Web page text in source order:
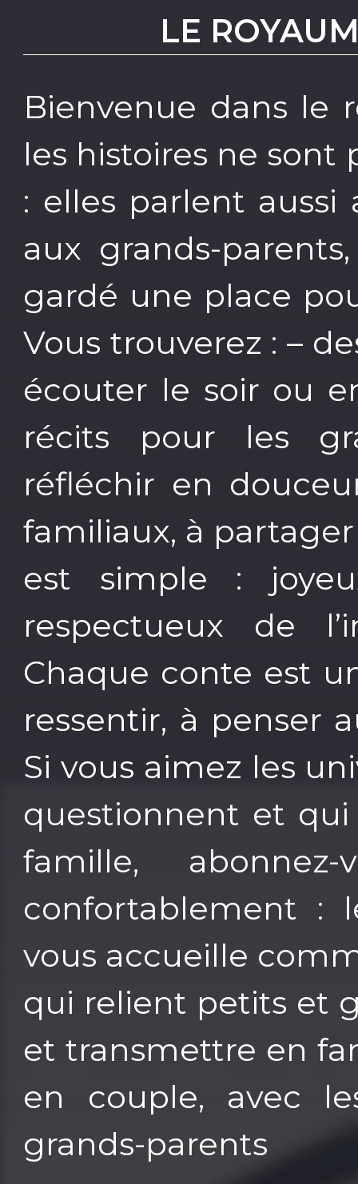
LE
Bienvenue dans le
les histoires ne sont
: elles parlent aussi
aux grands-
gardé une place
Vous trouverez : –
écouter le soir ou
récits pour les
réfléchir en
familiaux, à
est simple :
respectueux de
Chaque conte est
ressentir, à penser
Si vous aimez les
questionnent et
famille,
confortablement :
vous accueille
qui relient petits et
et transmettre en
en couple, avec
grands-parents